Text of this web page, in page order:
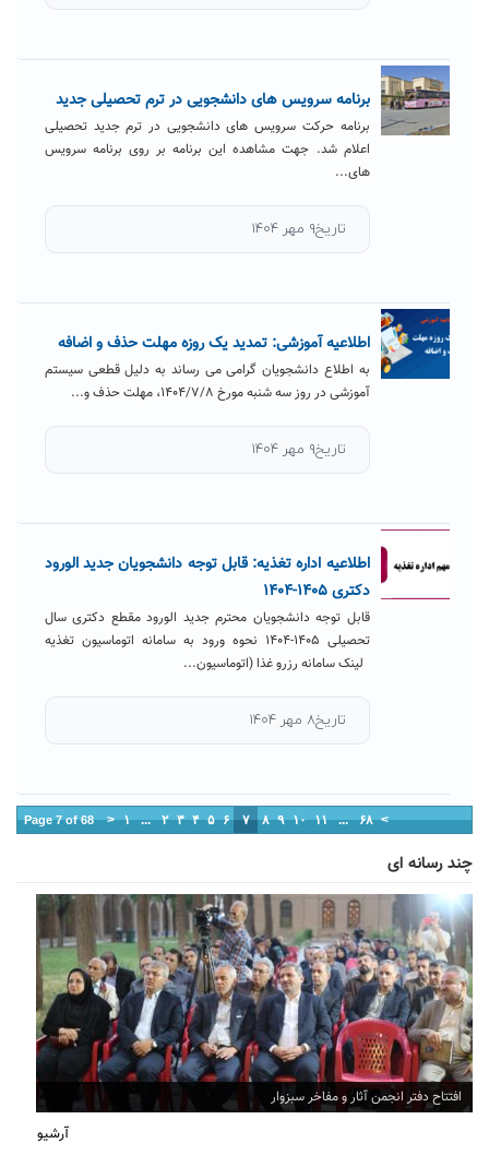
برنامه سرویس های دانشجویی در ترم تحصیلی جدید
برنامه حرکت سرویس های دانشجویی در ترم جدید تحصیلی
اعلام شد. جهت مشاهده این برنامه بر روی برنامه سرویس
های...
تاریخ۹ مهر ۱۴۰۴
اطلاعیه آموزشی: تمدید یک روزه مهلت حذف و اضافه
به اطلاع دانشجویان گرامی می رساند به دلیل قطعی سیستم
آموزشی در روز سه شنبه مورخ ۱۴۰۴/۷/۸، مهلت حذف و...
تاریخ۹ مهر ۱۴۰۴
اطلاعیه اداره تغذیه: قابل توجه دانشجویان جدید الورود
دکتری ۱۴۰۵-۱۴۰۴
قابل توجه دانشجویان محترم جدید الورود مقطع دکتری سال
تحصیلی ۱۴۰۵-۱۴۰۴ نحوه ورود به سامانه اتوماسیون تغذیه
لینک سامانه رزرو غذا (اتوماسیون...
تاریخ۸ مهر ۱۴۰۴
Page 7 of 68 < ۱ ... ۲ ۳ ۴ ۵ ۶ ۷ ۸ ۹ ۱۰ ۱۱ ... ۶۸ >
چند رسانه ای
افتتاح دفتر انجمن آثار و مفاخر سبزوار
آرشیو